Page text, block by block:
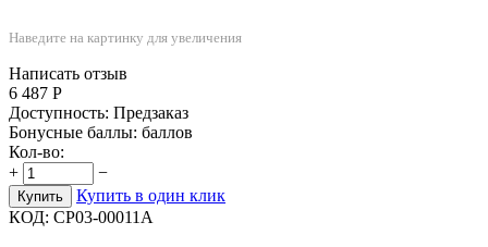
Наведите на картинку для увеличения
Написать отзыв
6 487 Р
Доступность: Предзаказ
Бонусные баллы: баллов
Кол-во:
+
−
Купить
Купить в один клик
КОД: CP03-00011A